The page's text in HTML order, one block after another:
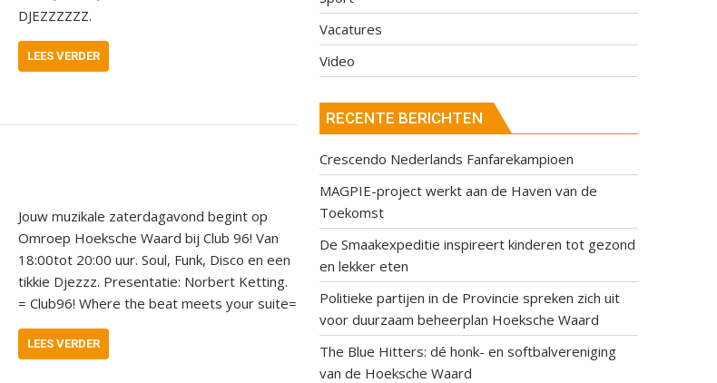
DJEZZZZZZ.
LEES VERDER
Jouw muzikale zaterdagavond begint op
Omroep Hoeksche Waard bij Club 96! Van
18:00tot 20:00 uur. Soul, Funk, Disco en een
tikkie Djezzz. Presentatie: Norbert Ketting.
= Club96! Where the beat meets your suite=
LEES VERDER
Vacatures
Video
RECENTE BERICHTEN
Crescendo Nederlands Fanfarekampioen
MAGPIE-project werkt aan de Haven van de
Toekomst
De Smaakexpeditie inspireert kinderen tot gezond
en lekker eten
Politieke partijen in de Provincie spreken zich uit
voor duurzaam beheerplan Hoeksche Waard
The Blue Hitters: dé honk- en softbalvereniging
van de Hoeksche Waard